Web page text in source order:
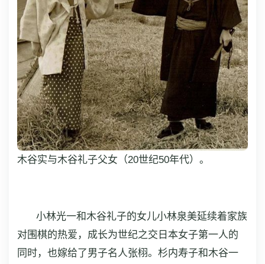
木谷实与木谷礼子父女（20世纪50年代）。
小林光一和木谷礼子的女儿小林泉美延续着家族
对围棋的热爱，成长为世纪之交日本女子第一人的
同时，也嫁给了男子名人张栩。杉内寿子和木谷一